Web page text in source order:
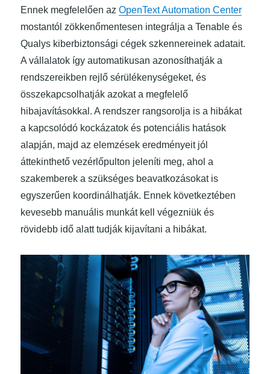
Ennek megfelelően azOpenText Automation Center
mostantól zökkenőmentesen integrálja a Tenable és
Qualys kiberbiztonsági cégek szkennereinek adatait.
A vállalatok így automatikusan azonosíthatják a
rendszereikben rejlő sérülékenységeket, és
összekapcsolhatják azokat a megfelelő
hibajavításokkal. A rendszer rangsorolja is a hibákat
a kapcsolódó kockázatok és potenciális hatások
alapján, majd az elemzések eredményeit jól
áttekinthető vezérlőpulton jeleníti meg, ahol a
szakemberek a szükséges beavatkozásokat is
egyszerűen koordinálhatják. Ennek következtében
kevesebb manuális munkát kell végezniük és
rövidebb idő alatt tudják kijavítani a hibákat.